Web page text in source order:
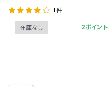
1件
在庫なし 2ポイント